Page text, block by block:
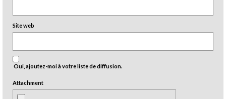
Site web
Oui, ajoutez-moi à votre liste de diffusion.
Attachment